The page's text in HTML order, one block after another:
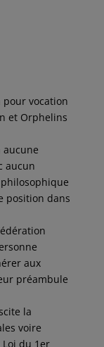
vocation
et Orphelins
aucune
aucun
position dans
aux
préambule
la
voire
du 1er